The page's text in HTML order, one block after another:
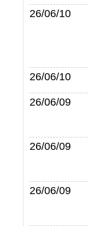
26/06/10
26/06/10
26/06/09
26/06/09
26/06/09